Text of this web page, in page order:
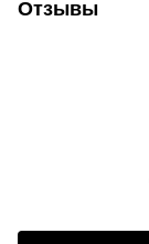
Отзывы